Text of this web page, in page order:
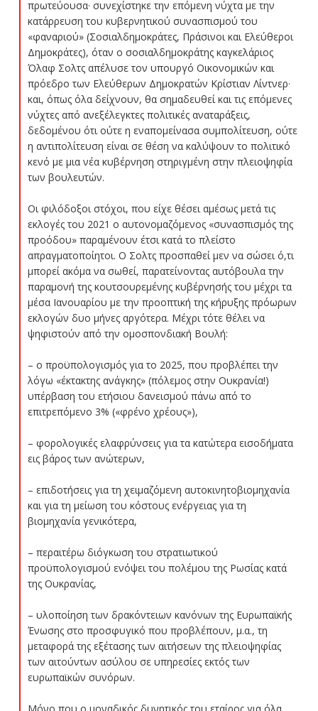
πρωτεύουσα· συνεχίστηκε την επόμενη νύχτα με την
κατάρρευση του κυβερνητικού συνασπισμού του
«φαναριού» (Σοσιαλδημοκράτες, Πράσινοι και Ελεύθεροι
Δημοκράτες), όταν ο σοσιαλδημοκράτης καγκελάριος
Όλαφ Σολτς απέλυσε τον υπουργό Οικονομικών και
πρόεδρο των Ελεύθερων Δημοκρατών Κρίστιαν Λίντνερ·
και, όπως όλα δείχνουν, θα σημαδευθεί και τις επόμενες
νύχτες από ανεξέλεγκτες πολιτικές αναταράξεις,
δεδομένου ότι ούτε η εναπομείνασα συμπολίτευση, ούτε
η αντιπολίτευση είναι σε θέση να καλύψουν το πολιτικό
κενό με μια νέα κυβέρνηση στηριγμένη στην πλειοψηφία
των βουλευτών.
Οι φιλόδοξοι στόχοι, που είχε θέσει αμέσως μετά τις
εκλογές του 2021 ο αυτονομαζόμενος «συνασπισμός της
προόδου» παραμένουν έτσι κατά το πλείστο
απραγματοποίητοι. Ο Σολτς προσπαθεί μεν να σώσει ό,τι
μπορεί ακόμα να σωθεί, παρατείνοντας αυτόβουλα την
παραμονή της κουτσουρεμένης κυβέρνησής του μέχρι τα
μέσα Ιανουαρίου με την προοπτική της κήρυξης πρόωρων
εκλογών δυο μήνες αργότερα. Μέχρι τότε θέλει να
ψηφιστούν από την ομοσπονδιακή Βουλή:
– ο προϋπολογισμός για το 2025, που προβλέπει την
λόγω «έκτακτης ανάγκης» (πόλεμος στην Ουκρανία!)
υπέρβαση του ετήσιου δανεισμού πάνω από το
επιτρεπόμενο 3% («φρένο χρέους»),
– φορολογικές ελαφρύνσεις για τα κατώτερα εισοδήματα
εις βάρος των ανώτερων,
– επιδοτήσεις για τη χειμαζόμενη αυτοκινητοβιομηχανία
και για τη μείωση του κόστους ενέργειας για τη
βιομηχανία γενικότερα,
– περαιτέρω διόγκωση του στρατιωτικού
προϋπολογισμού ενόψει του πολέμου της Ρωσίας κατά
της Ουκρανίας,
– υλοποίηση των δρακόντειων κανόνων της Ευρωπαϊκής
Ένωσης στο προσφυγικό που προβλέπουν, μ.α., τη
μεταφορά της εξέτασης των αιτήσεων της πλειοψηφίας
των αιτούντων ασύλου σε υπηρεσίες εκτός των
ευρωπαϊκών συνόρων.